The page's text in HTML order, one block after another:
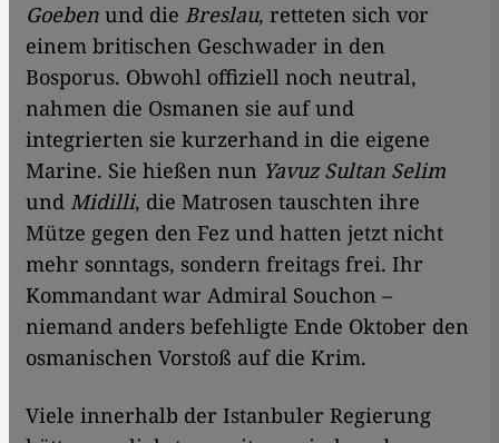
Goeben und die Breslau, retteten sich vor
einem britischen Geschwader in den
Bosporus. Obwohl offiziell noch neutral,
nahmen die Osmanen sie auf und
integrierten sie kurzerhand in die eigene
Marine. Sie hießen nun Yavuz Sultan Selim
und Midilli, die Matrosen tauschten ihre
Mütze gegen den Fez und hatten jetzt nicht
mehr sonntags, sondern freitags frei. Ihr
Kommandant war Admiral Souchon –
niemand anders befehligte Ende Oktober den
osmanischen Vorstoß auf die Krim.
Viele innerhalb der Istanbuler Regierung